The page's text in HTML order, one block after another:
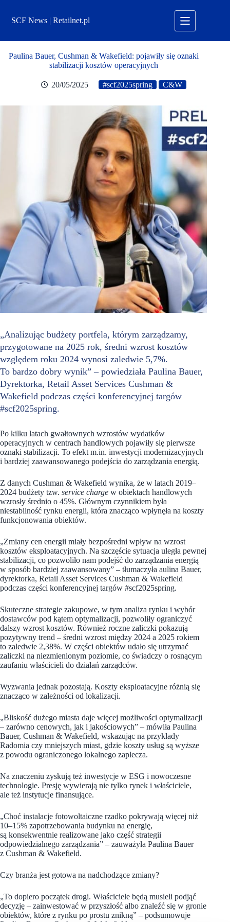
treściSCF News | Retailnet.pl
Paulina Bauer, Cushman & Wakefield: pojawiły się oznaki
stabilizacji kosztów operacyjnych
20/05/2025 #scf2025spring C&W
„Analizując budżety portfela, którym zarządzamy,
przygotowane na 2025 rok, średni wzrost kosztów
względem roku 2024 wynosi zaledwie 5,7%.
To bardzo dobry wynik” – powiedziała Paulina Bauer,
Dyrektorka, Retail Asset Services Cushman &
Wakefield podczas części konferencyjnej targów
#scf2025spring.
Po kilku latach gwałtownych wzrostów wydatków
operacyjnych w centrach handlowych pojawiły się pierwsze
oznaki stabilizacji. To efekt m.in. inwestycji modernizacyjnych
i bardziej zaawansowanego podejścia do zarządzania energią.
Z danych Cushman & Wakefield wynika, że w latach 2019–
2024 budżety tzw. service charge w obiektach handlowych
wzrosły średnio o 45%. Głównym czynnikiem była
niestabilność rynku energii, która znacząco wpłynęła na koszty
funkcjonowania obiektów.
„Zmiany cen energii miały bezpośredni wpływ na wzrost
kosztów eksploatacyjnych. Na szczęście sytuacja uległa pewnej
stabilizacji, co pozwoliło nam podejść do zarządzania energią
w sposób bardziej zaawansowany” – tłumaczyła aulina Bauer,
dyrektorka, Retail Asset Services Cushman & Wakefield
podczas części konferencyjnej targów #scf2025spring.
Skuteczne strategie zakupowe, w tym analiza rynku i wybór
dostawców pod kątem optymalizacji, pozwoliły ograniczyć
dalszy wzrost kosztów. Również roczne zaliczki pokazują
pozytywny trend – średni wzrost między 2024 a 2025 rokiem
to zaledwie 2,38%. W części obiektów udało się utrzymać
zaliczki na niezmienionym poziomie, co świadczy o rosnącym
zaufaniu właścicieli do działań zarządców.
Wyzwania jednak pozostają. Koszty eksploatacyjne różnią się
znacząco w zależności od lokalizacji.
„Bliskość dużego miasta daje więcej możliwości optymalizacji
– zarówno cenowych, jak i jakościowych” – mówiła Paulina
Bauer, Cushman & Wakefield, wskazując na przykłady
Radomia czy mniejszych miast, gdzie koszty usług są wyższe
z powodu ograniczonego lokalnego zaplecza.
Na znaczeniu zyskują też inwestycje w ESG i nowoczesne
technologie. Presję wywierają nie tylko rynek i właściciele,
ale też instytucje finansujące.
„Choć instalacje fotowoltaiczne rzadko pokrywają więcej niż
10–15% zapotrzebowania budynku na energię,
są konsekwentnie realizowane jako część strategii
odpowiedzialnego zarządzania” – zauważyła Paulina Bauer
z Cushman & Wakefield.
Czy branża jest gotowa na nadchodzące zmiany?
„To dopiero początek drogi. Właściciele będą musieli podjąć
decyzję – zainwestować w przyszłość albo znaleźć się w gronie
obiektów, które z rynku po prostu znikną” – podsumowuje